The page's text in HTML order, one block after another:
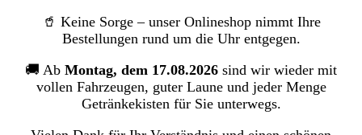
🥤 Keine Sorge – unser Onlineshop nimmt Ihre
Bestellungen rund um die Uhr entgegen.
🚚 Ab Montag, dem 17.08.2026 sind wir wieder mit
vollen Fahrzeugen, guter Laune und jeder Menge
Getränkekisten für Sie unterwegs.